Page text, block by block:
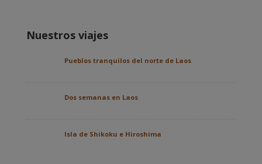
Nuestros viajes
Pueblos tranquilos del norte de Laos
Dos semanas en Laos
Isla de Shikoku e Hiroshima